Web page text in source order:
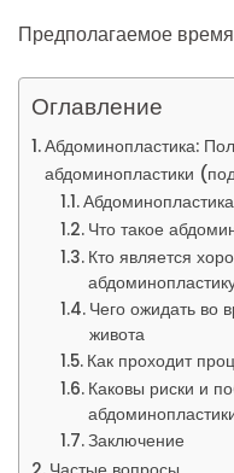
Предполагаемое
Оглавление
Абдоминопластика:
абдоминопластики
Что такое
Кто является
Чего ожидать во
живота
Как проходит
Каковы риски и
Заключение